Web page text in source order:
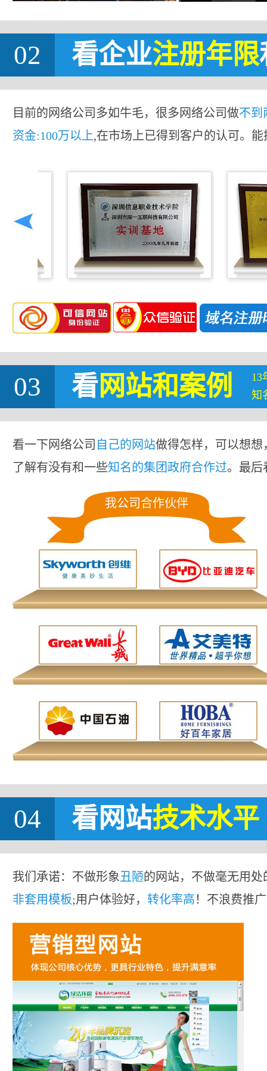
02 看企业注册年限
目前的网络公司多如牛毛，很多网络公司做不到
资金:100万以上,在市场上已得到客户的认可。
03 看网站和案例
13
知
看一下网络公司 自己的网站做得怎样，可以想
了解有没有和一些知名的集团政府合作过。最后
我公司合作伙伴
04 看网站技术水平
我们承诺：不做形象丑陋的网站，不做毫无用处
非套用模板;用户体验好， 转化率高！不浪费推